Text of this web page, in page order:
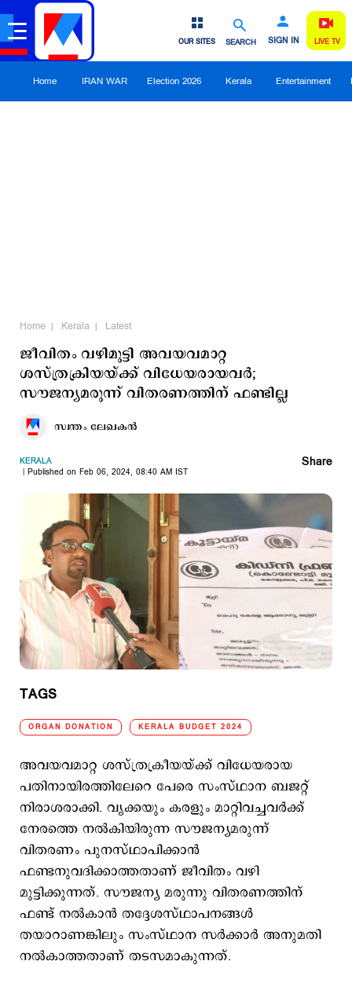
SEARCH SIGN IN
OUR SITES LIVE TV
Home IRAN WAR Election 2026 Kerala Entertainment
Home Kerala Latest
ജീവിതം വഴിമുട്ടി അവയവമാറ്റ
ശസ്ത്രക്രിയയ്ക്ക് വിധേയരായവര്‍;
സൗജന്യമരുന്ന് വിതരണത്തിന് ഫണ്ടില്ല
സ്വന്തം ലേഖകൻ
KERALA
Published on Feb 06, 2024, 08:40 AM IST
Share
TAGS
ORGAN DONATION KERALA BUDGET 2024
അവയവമാറ്റ ശസ്ത്രക്രീയയ്ക്ക് വിധേയരായ
പതിനായിരത്തിലേറെ പേരെ സംസ്ഥാന ബജറ്റ്
നിരാശരാക്കി. വൃക്കയും കരളും മാറ്റിവച്ചവര്‍ക്ക്
നേരത്തെ നല്‍കിയിരുന്ന സൗജന്യമരുന്ന്
വിതരണം പുനസ്ഥാപിക്കാന്‍
ഫണ്ടനുവദിക്കാത്തതാണ് ജീവിതം വഴി
മുട്ടിക്കുന്നത്. സൗജന്യ മരുന്നു വിതരണത്തിന്
ഫണ്ട് നല്‍കാന്‍ തദ്ദേശസ്ഥാപനങ്ങള്‍
തയാറാണങ്കിലും സംസ്ഥാന സര്‍ക്കാര്‍ അനുമതി
നല്‍കാത്തതാണ് തടസമാകുന്നത്.